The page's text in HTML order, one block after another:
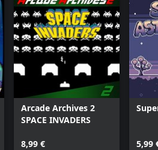
Arcade Archives 2
SPACE INVADERS
8,99 € 5,99